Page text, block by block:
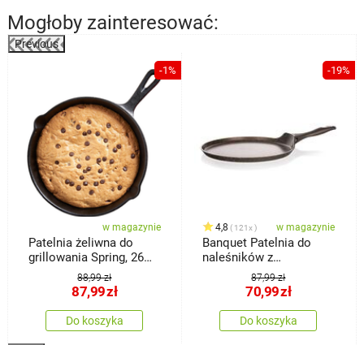
Mogłoby zainteresować:
Previous
-1%
w magazynie
Patelnia żeliwna do
grillowania Spring, 26
88,99 zł
87,99zł
Do koszyka
-19%
4,8 121x w magazynie
Banquet Patelnia do
naleśników z
powierzchnią
nieprzywierającą
Premium Dark Brown 24
87,99 zł
70,99zł
Do koszyka